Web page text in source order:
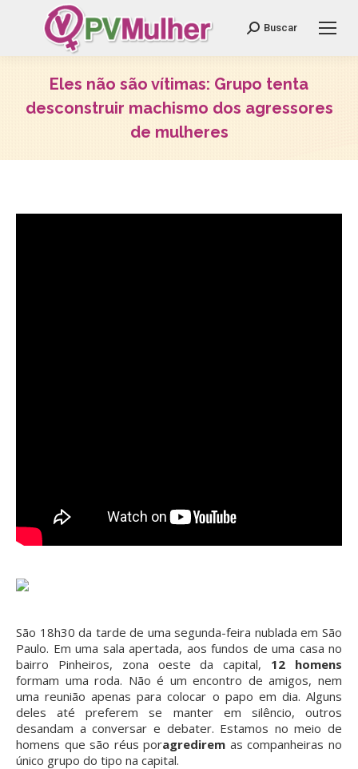
Search:
Buscar
Eles não são vítimas: Grupo tenta
desconstruir machismo dos agressores
de mulheres
São 18h30 da tarde de uma segunda-feira nublada em São
Paulo. Em uma sala apertada, aos fundos de uma casa no
bairro Pinheiros, zona oeste da capital, 12 homens
formam uma roda. Não é um encontro de amigos, nem
uma reunião apenas para colocar o papo em dia. Alguns
deles até preferem se manter em silêncio, outros
desandam a conversar e debater. Estamos no meio de
homens que são réus poragredirem as companheiras no
único grupo do tipo na capital.